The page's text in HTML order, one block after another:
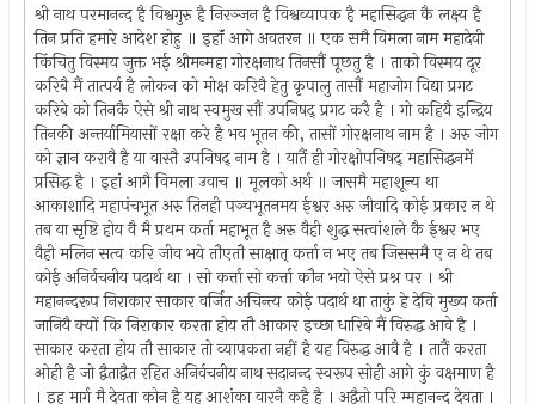
श्री नाथ परमानन्द है विश्वगुरु है निरञ्जन है विश्वव्यापक है महासिद्धन कै लक्ष्य है
तिन प्रति हमारे आदेश होहु ॥ इहॉं आगे अवतरन ॥ एक समै विमला नाम महादेवी
किंचितु विस्मय जुक्त भई श्रीमन्महा गोरक्षनाथ तिनसौं पूछतु है । ताको विस्मय दूर
करिबै मैं तात्पर्य है लोकन को मोक्ष करिवै हेतु कृपालु तासौं महाजोग विद्या प्रगट
करिबे को तिनकै ऐसे श्री नाथ स्वमुख सौं उपनिषद् प्रगट करै है । गो कहियै इन्द्रिय
तिनकी अन्तर्यामियासों रक्षा करे है भव भूतन की, तासों गोरक्षनाथ नाम है । अरु जोग
को ज्ञान करावै है या वास्तै उपनिषद् नाम है । यातैं ही गोरक्षोपनिषद् महासिद्धनमें
प्रसिद्ध है । इहां आगै विमला उवाच ॥ मूलको अर्थ ॥ जासमै महाशून्य था
आकाशादि महापंचभूत अरु तिनही पञ्चभूतनमय ईश्वर अरु जीवादि कोई प्रकार न थे
तब या सृष्टि होय वै मै प्रथम कर्ता महाभूत है अरु वैही शुद्ध सत्वांशले कै ईश्वर भए
वैही मलिन सत्व करि जीव भये तौएतौ साक्षात् कर्त्ता न भए तब जिससमै ए न थे तब
कोई अनिर्वचनीय पदार्थ था । सो कर्त्ता सो कर्त्ता कौन भयो ऐसे प्रश्न पर । श्री
महानन्दरूप निराकार साकार वर्जित अचिन्त्य कोई पदार्थ था ताकुं हे देवि मुख्य कर्ता
जानियै क्यों कि निराकार करता होय तौ आकार इच्छा धारिबे मैं विरुद्ध आवे है ।
साकार करता होय तौ साकार तो व्यापकता नहीं है यह विरुद्ध आवै है । तातैं करता
ओही है जो द्वैताद्वैत रहित अनिर्वचनीय नाथ सदानन्द स्वरूप सोही आगे कुं वक्षमाण है
। इह मार्ग मै देवता कोन है यह आशंका वारनै कहै है । अद्वैतो परि म्महानन्द देवता ।